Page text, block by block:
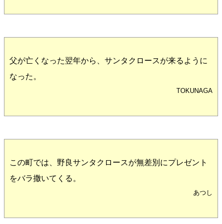
父が亡くなった翌年から、サンタクロースが来るように
なった。
TOKUNAGA
この町では、野良サンタクロースが無差別にプレゼント
をバラ撒いてくる。
あつし